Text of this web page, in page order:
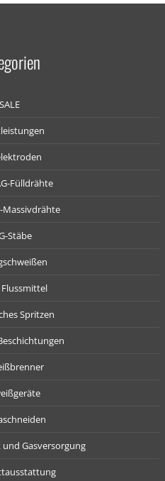
SALE
Fülldrähte
Massivdrähte
Stäbe
Spritzen
Gasversorgung